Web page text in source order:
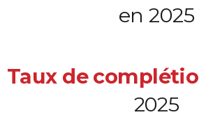
en 2025
Taux de
2025